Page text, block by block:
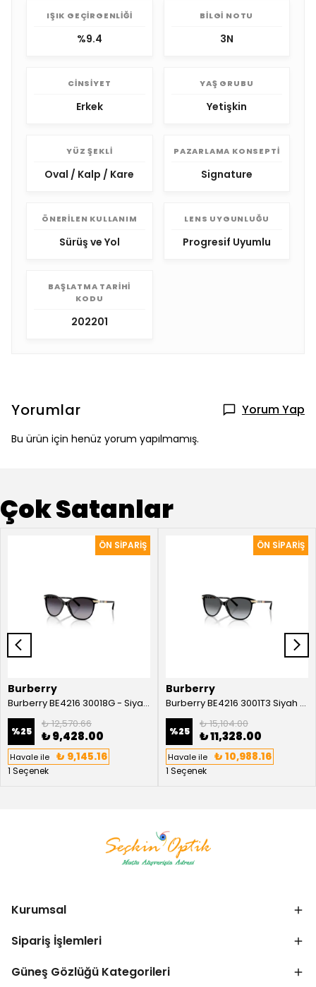
IŞIK GEÇIRGENLIĞI
%9.4
BILGI NOTU
3N
CINSIYET
Erkek
YAŞ GRUBU
Yetişkin
YÜZ ŞEKLI
Oval / Kalp / Kare
PAZARLAMA KONSEPTI
Signature
ÖNERILEN KULLANIM
Sürüş ve Yol
LENS UYGUNLUĞU
Progresif Uyumlu
BAŞLATMA TARIHI
KODU
202201
Yorumlar Yorum Yap
Bu ürün için henüz yorum yapılmamış.
Çok Satanlar
Burberry
Burberry BE4216 30018G - Siyah Kadın Güneş Gözlüğü
%25
₺ 12,570.66
₺ 9,428.00
Havale ile ₺ 9,145.16
1 Seçenek
Burberry
Burberry BE4216 3001T3 Siyah Kadın Güneş Gözlüğü
%25
₺ 15,104.00
₺ 11,328.00
Havale ile ₺ 10,988.16
1 Seçenek
Kurumsal
Sipariş İşlemleri
Güneş Gözlüğü Kategorileri